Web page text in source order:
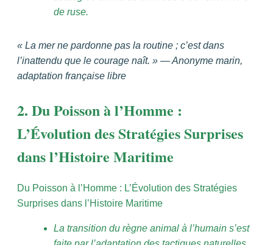
de ruse.
« La mer ne pardonne pas la routine ; c’est dans
l’inattendu que le courage naît. » — Anonyme marin,
adaptation française libre
2. Du Poisson à l’Homme :
L’Évolution des Stratégies Surprises
dans l’Histoire Maritime
Du Poisson à l’Homme : L’Évolution des Stratégies
Surprises dans l’Histoire Maritime
La transition du règne animal à l’humain s’est